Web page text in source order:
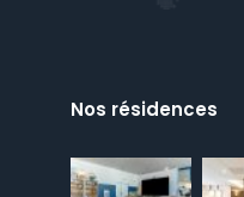
Nos résidences